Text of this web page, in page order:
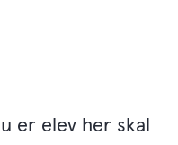
er elev her skal